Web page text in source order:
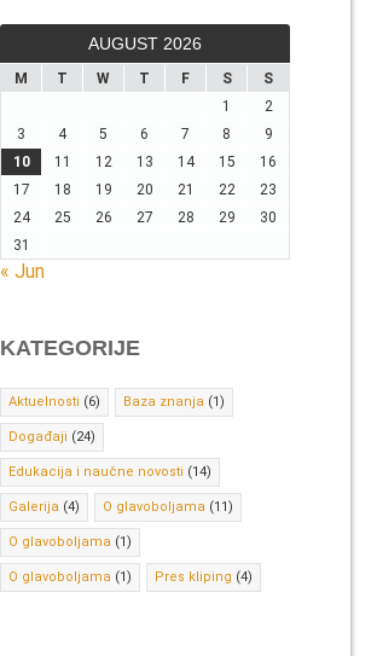
AUGUST 2026
M T W T F S
S
1
2
3
4 5 6 7 8
9
10
11 12 13 14 15
16
17
18 19 20 21 22
23
24
25 26 27 28 29
30
31
« Jun
KATEGORIJE
Aktuelnosti (6) Baza znanja (1)
Događaji (24)
Edukacija i naučne novosti (14)
Galerija (4) O glavoboljama (11)
O glavoboljama (1)
O glavoboljama (1) Pres kliping (4)